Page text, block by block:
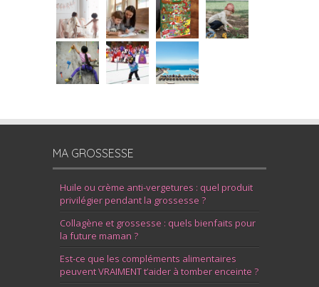
MA GROSSESSE
Huile ou crème anti-vergetures : quel produit
privilégier pendant la grossesse ?
Collagène et grossesse : quels bienfaits pour
la future maman ?
Est-ce que les compléments alimentaires
peuvent VRAIMENT t’aider à tomber enceinte ?